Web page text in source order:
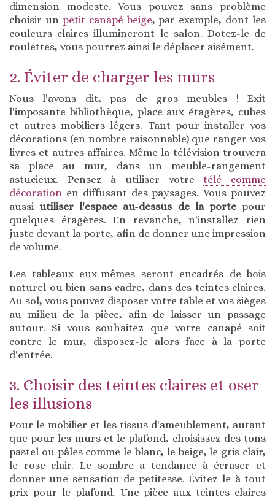
dimension modeste. Vous pouvez sans problème
choisir un petit canapé beige, par exemple, dont les
couleurs claires illumineront le salon. Dotez-le de
roulettes, vous pourrez ainsi le déplacer aisément.
2. Éviter de charger les murs
Nous l'avons dit, pas de gros meubles ! Exit
l'imposante bibliothèque, place aux étagères, cubes
et autres mobiliers légers. Tant pour installer vos
décorations (en nombre raisonnable) que ranger vos
livres et autres affaires. Même la télévision trouvera
sa place au mur, dans un meuble-rangement
astucieux. Pensez à utiliser votretélé comme
décoration en diffusant des paysages. Vous pouvez
aussiutiliser l'espace au-dessus de la portepour
quelques étagères. En revanche, n'installez rien
juste devant la porte, afin de donner une impression
de volume.
Les tableaux eux-mêmes seront encadrés de bois
naturel ou bien sans cadre, dans des teintes claires.
Au sol, vous pouvez disposer votre table et vos sièges
au milieu de la pièce, afin de laisser un passage
autour. Si vous souhaitez que votre canapé soit
contre le mur, disposez-le alors face à la porte
d'entrée.
3. Choisir des teintes claires et oser
les illusions
Pour le mobilier et les tissus d'ameublement, autant
que pour les murs et le plafond, choisissez des tons
pastel ou pâles comme le blanc, le beige, le gris clair,
le rose clair. Le sombre a tendance à écraser et
donner une sensation de petitesse. Évitez-le à tout
prix pour le plafond. Une pièce aux teintes claires